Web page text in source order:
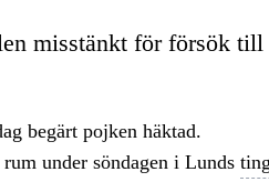
misstänkt för försök till
begärt pojken häktad.
under söndagen i Lunds